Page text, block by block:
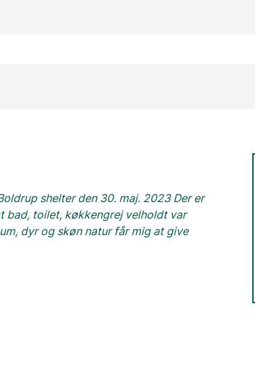
shelter den 30. maj. 2023 Der er
bad, toilet, køkkengrej velholdt var
dyr og skøn natur får mig at give